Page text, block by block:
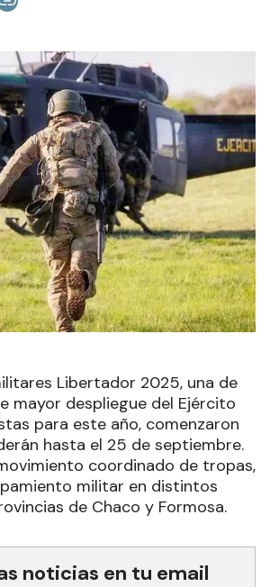
Libertador 2025, una de
mayor despliegue del Ejército
para este año, comenzaron
hasta el 25 de septiembre.
coordinado de tropas,
militar en distintos
de Chaco y Formosa.
noticias en tu email